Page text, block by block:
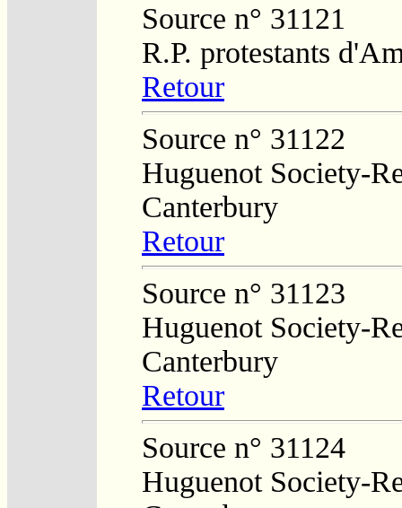
Source n° 31121
R.P. protestants
Retour
Source n° 31122
Huguenot Society-
Canterbury
Retour
Source n° 31123
Huguenot Society-
Canterbury
Retour
Source n° 31124
Huguenot Society-